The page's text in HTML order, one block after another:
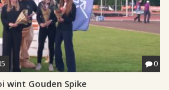
0
wint Gouden Spike